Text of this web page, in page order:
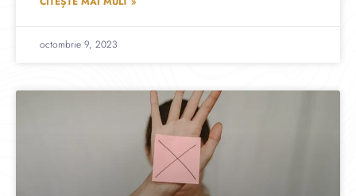
octombrie 9, 2023